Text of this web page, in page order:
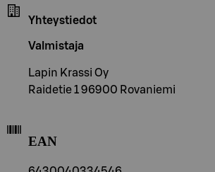
Yhteystiedot
Valmistaja
Lapin Krassi Oy
Raidetie 1 96900 Rovaniemi
EAN